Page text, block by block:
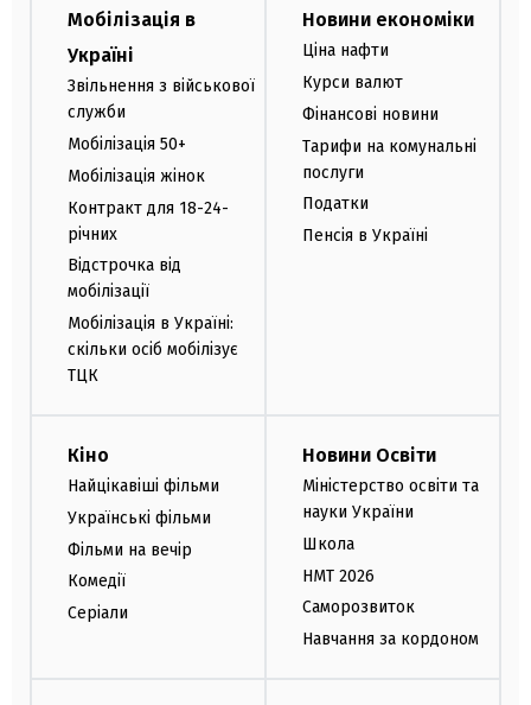
Мобілізація в
Україні
Звільнення з військової
служби
Мобілізація 50+
Мобілізація жінок
Контракт для 18-24-
річних
Відстрочка від
мобілізації
Мобілізація в Україні:
скільки осіб мобілізує
ТЦК
Новини економіки
Ціна нафти
Курси валют
Фінансові новини
Тарифи на комунальні
послуги
Податки
Пенсія в Україні
Кіно
Найцікавіші фільми
Українські фільми
Фільми на вечір
Комедії
Серіали
Новини Освіти
Міністерство освіти та
науки України
Школа
НМТ 2026
Саморозвиток
Навчання за кордоном